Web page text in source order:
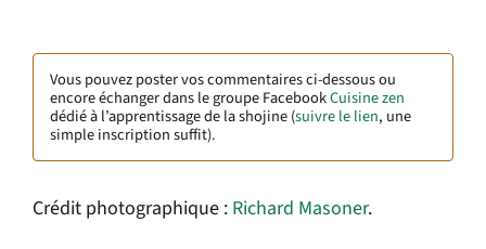
Vous pouvez poster vos commentaires ci-dessous ou
encore échanger dans le groupe FacebookCuisine zen
dédié à l’apprentissage de la shojine (suivre le lien, une
simple inscription suffit).
Crédit photographique : Richard Masoner.